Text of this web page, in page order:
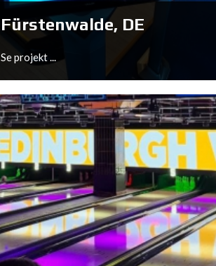
Fürstenwalde, DE
Se projekt ...
Fürstenwalde, DE
Se projekt ...